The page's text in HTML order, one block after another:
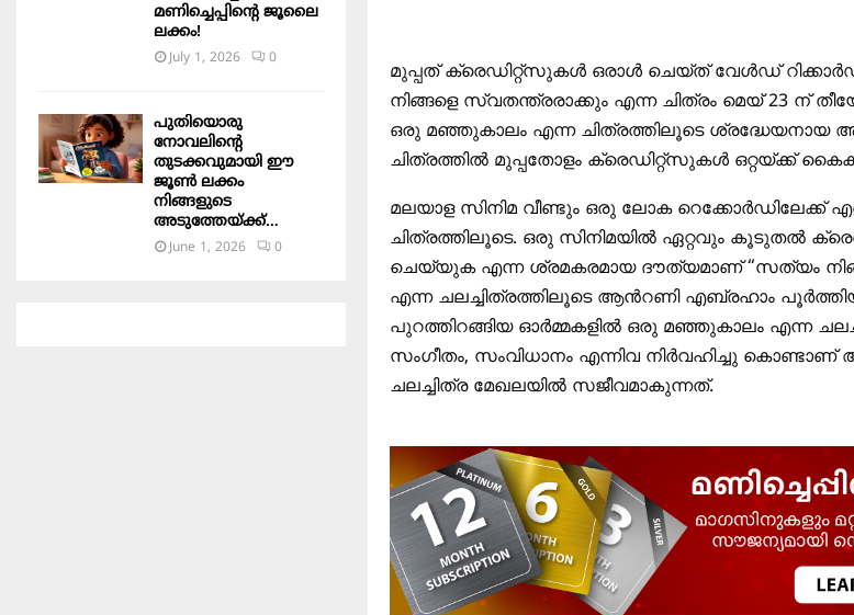
മുപ്പത് ക്രെഡിറ്റ്‌സുകൾ ഒരാൾ ചെയ്ത് വേൾഡ്
നിങ്ങളെ സ്വതന്ത്രരാക്കും എന്ന ചിത്രം മെയ് 23 ന്
ഒരു മഞ്ഞുകാലം എന്ന ചിത്രത്തിലൂടെ
ചിത്രത്തിൽ മുപ്പതോളം ക്രെഡിറ്റ്സുകൾ ഒറ്റയ്ക്ക്
മലയാള സിനിമ വീണ്ടും ഒരു ലോക
ചിത്രത്തിലൂടെ. ഒരു സിനിമയിൽ ഏറ്റവും കൂടുതൽ
ചെയ്യുക എന്ന ശ്രമകരമായ ദൗത്യമാണ് “സത്യം
എന്ന ചലച്ചിത്രത്തിലൂടെ ആൻറണി എബ്രഹാം
പുറത്തിറങ്ങിയ ഓർമ്മകളിൽ ഒരു മഞ്ഞുകാലം എന്ന
സംഗീതം, സംവിധാനം എന്നിവ നിർവഹിച്ചു
ചലച്ചിത്ര മേഖലയിൽ സജീവമാകുന്നത്.
മണിച്ചെപ്പിന്റെ ജൂലൈ
ലക്കം!
July 1, 2026 0
പുതിയൊരു
നോവലിന്റെ
തുടക്കവുമായി ഈ
ജൂൺ ലക്കം
നിങ്ങളുടെ
അടുത്തേയ്ക്ക്…
June 1, 2026 0